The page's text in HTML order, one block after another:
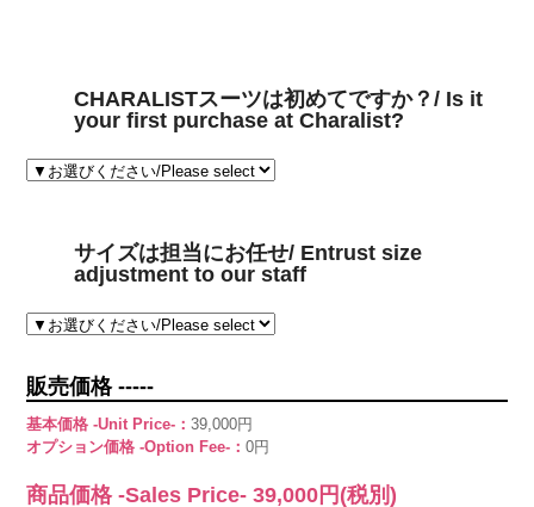
CHARALISTスーツは初めてですか？/ Is it
your first purchase at Charalist?
サイズは担当にお任せ/ Entrust size
adjustment to our staff
販売価格 -----
基本価格 -Unit Price-：39,000円
オプション価格 -Option Fee-：0円
商品価格 -Sales Price-39,000 円(税別)